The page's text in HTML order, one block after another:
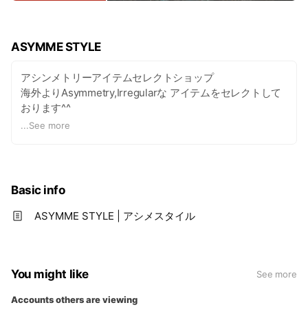
ASYMME STYLE
アシンメトリーアイテムセレクトショップ
海外よりAsymmetry,Irregularな アイテムをセレクトして
おります^^
https://www.instagram.com/asymme.style_official/?hl=ja
...See more
Basic info
ASYMME STYLE | アシメスタイル
You might like See more
Accounts others are viewing